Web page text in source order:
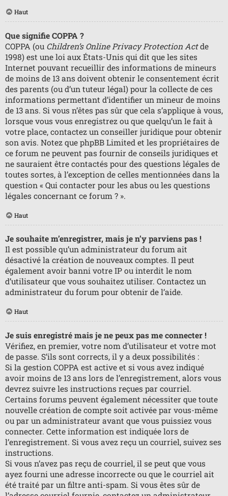
Haut
Que signifie COPPA ?
COPPA (ou Children’s Online Privacy Protection Actde
1998) est une loi aux États-Unis qui dit que les sites
Internet pouvant recueillir des informations de mineurs
de moins de 13 ans doivent obtenir le consentement écrit
des parents (ou d’un tuteur légal) pour la collecte de ces
informations permettant d’identifier un mineur de moins
de 13 ans. Si vous n’êtes pas sûr que cela s’applique à vous,
lorsque vous vous enregistrez ou que quelqu’un le fait à
votre place, contactez un conseiller juridique pour obtenir
son avis. Notez que phpBB Limited et les propriétaires de
ce forum ne peuvent pas fournir de conseils juridiques et
ne sauraient être contactés pour des questions légales de
toutes sortes, à l’exception de celles mentionnées dans la
question « Qui contacter pour les abus ou les questions
légales concernant ce forum ? ».
Haut
Je souhaite m’enregistrer, mais je n’y parviens pas !
Il est possible qu’un administrateur du forum ait
désactivé la création de nouveaux comptes. Il peut
également avoir banni votre IP ou interdit le nom
d’utilisateur que vous souhaitez utiliser. Contactez un
administrateur du forum pour obtenir de l’aide.
Haut
Je suis enregistré mais je ne peux pas me connecter !
Vérifiez, en premier, votre nom d’utilisateur et votre mot
de passe. S’ils sont corrects, il y a deux possibilités :
Si la gestion COPPA est active et si vous avez indiqué
avoir moins de 13 ans lors de l’enregistrement, alors vous
devrez suivre les instructions reçues par courriel.
Certains forums peuvent également nécessiter que toute
nouvelle création de compte soit activée par vous-même
ou par un administrateur avant que vous puissiez vous
connecter. Cette information est indiquée lors de
l’enregistrement. Si vous avez reçu un courriel, suivez ses
instructions.
Si vous n’avez pas reçu de courriel, il se peut que vous
ayez fourni une adresse incorrecte ou que le courriel ait
été traité par un filtre anti-spam. Si vous êtes sûr de